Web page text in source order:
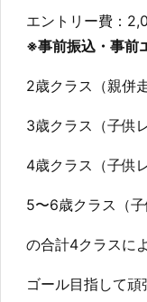
エントリー費：
※事前振込・事前
2歳クラス（親併
3歳クラス（子供
4歳クラス（子供
5〜6歳クラス（
の合計4クラスに
ゴール目指して頑